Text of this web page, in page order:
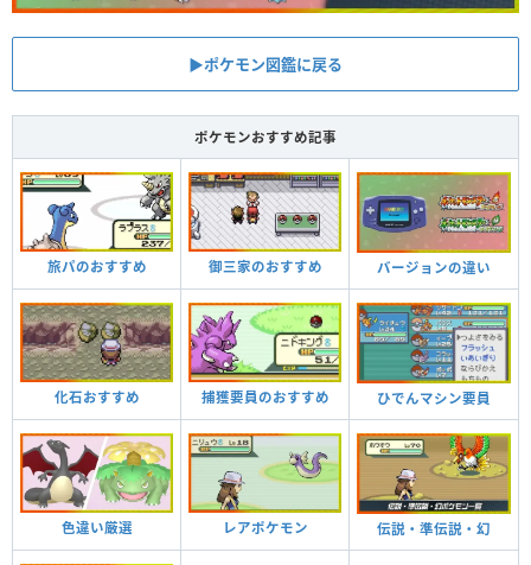
▶︎ポケモン図鑑に戻る
ポケモンおすすめ記事
旅パのおすすめ 御三家のおすすめ バージョンの違い
化石おすすめ 捕獲要員のおすすめ ひでんマシン要員
色違い厳選 レアポケモン 伝説・準伝説・幻